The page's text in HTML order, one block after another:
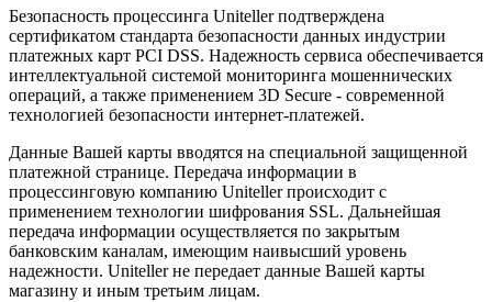
Безопасность процессинга Uniteller подтверждена
сертификатом стандарта безопасности данных индустрии
платежных карт PCI DSS. Надежность сервиса обеспечивается
интеллектуальной системой мониторинга мошеннических
операций, а также применением 3D Secure - современной
технологией безопасности интернет-платежей.
Данные Вашей карты вводятся на специальной защищенной
платежной странице. Передача информации в
процессинговую компанию Uniteller происходит с
применением технологии шифрования SSL. Дальнейшая
передача информации осуществляется по закрытым
банковским каналам, имеющим наивысший уровень
надежности. Uniteller не передает данные Вашей карты
магазину и иным третьим лицам.